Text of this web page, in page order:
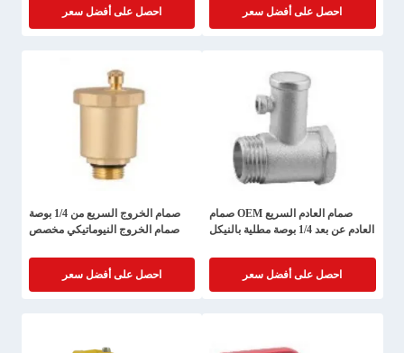
احصل على أفضل سعر احصل على أفضل سعر
صمام العادم السريع OEM صمام
العادم عن بعد 1/4 بوصة مطلية بالنيكل
احصل على أفضل سعر
صمام الخروج السريع من 1/4 بوصة
صمام الخروج النيوماتيكي مخصص
احصل على أفضل سعر